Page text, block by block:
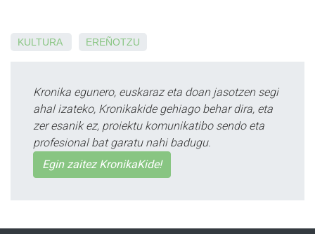
KULTURA EREÑOTZU
Kronika egunero, euskaraz eta doan jasotzen segi
ahal izateko, Kronikakide gehiago behar dira, eta
zer esanik ez, proiektu komunikatibo sendo eta
profesional bat garatu nahi badugu.
Egin zaitez KronikaKide!